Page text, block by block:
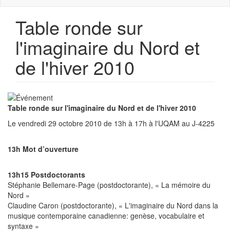
Table ronde sur
l'imaginaire du Nord et
de l'hiver 2010
Table ronde sur l'imaginaire du Nord et de l'hiver 2010
Le vendredi 29 octobre 2010 de 13h à 17h à l'UQAM au J-4225
13h Mot d’ouverture
13h15 Postdoctorants
Stéphanie Bellemare-Page (postdoctorante), « La mémoire du
Nord »
Claudine Caron (postdoctorante), « L'imaginaire du Nord dans la
musique contemporaine canadienne: genèse, vocabulaire et
syntaxe »